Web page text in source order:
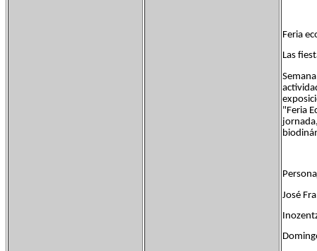
Feria
Las
"Feria
José